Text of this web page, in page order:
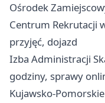
Ośrodek
Centrum Rekrutacji
przyjęć, dojazd
Izba Administracji
godziny, sprawy
Kujawsko-